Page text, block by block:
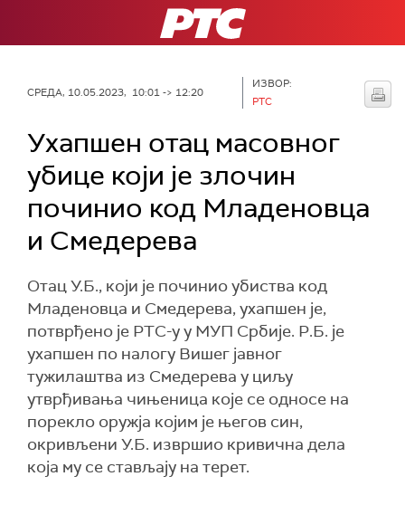
РТС
СРЕДА, 10.05.2023, 10:01 -> 12:20
ИЗВОР:
РТС
Ухапшен отац масовног
убице који је злочин
починио код Младеновца
и Смедерева
Отац У.Б., који је починио убиства код
Младеновца и Смедерева, ухапшен је,
потврђено је РТС-у у МУП Србије. Р.Б. је
ухапшен по налогу Вишег јавног
тужилаштва из Смедерева у циљу
утврђивања чињеница које се односе на
порекло оружја којим је његов син,
окривљени У.Б. извршио кривична дела
која му се стављају на терет.